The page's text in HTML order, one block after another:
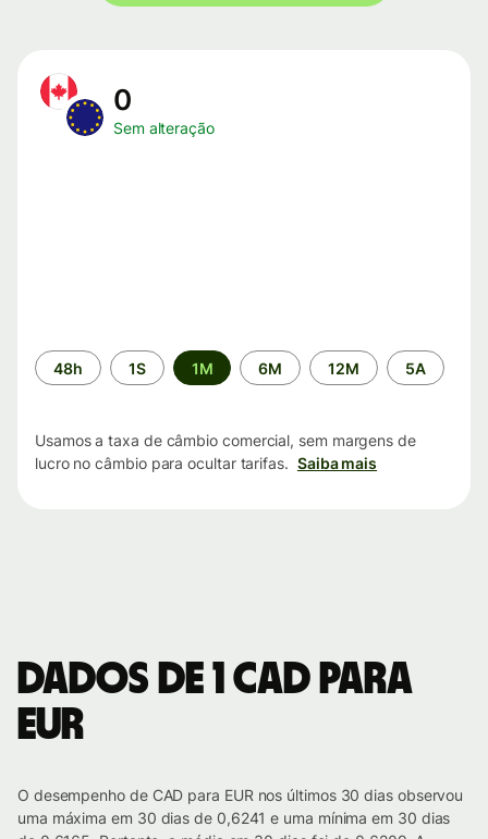
0
Sem alteração
Período
de
48h 1S 1M 6M 12M 5A
Usamos a taxa de câmbio comercial, sem margens de
lucro no câmbio para ocultar tarifas. Saiba mais
Dados de 1 CAD para
EUR
O desempenho de CAD para EUR nos últimos 30 dias observou
uma máxima em 30 dias de 0,6241 e uma mínima em 30 dias